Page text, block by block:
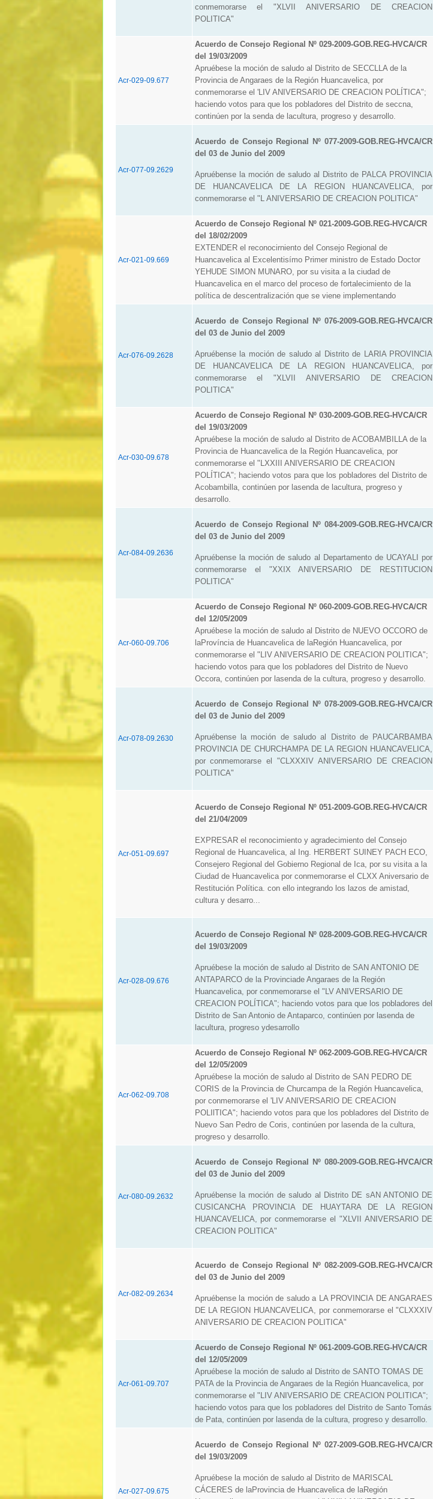
conmemorarse el "XLVII ANIVERSARIO DE CREACION
POLITICA"
Acr-029-09.677
Acuerdo de Consejo Regional Nº 029-2009-GOB.REG-HVCA/CR
del 19/03/2009
Apruébese la moción de saludo al Distrito de SECCLLA de la
Provincia de Angaraes de la Región Huancavelica, por
conmemorarse el 'LIV ANIVERSARIO DE CREACION POLÍTICA";
haciendo votos para que los pobladores del Distrito de seccna,
continúen por la senda de lacultura, progreso y desarrollo.
Acr-077-09.2629
Acuerdo de Consejo Regional Nº 077-2009-GOB.REG-HVCA/CR
del 03 de Junio del 2009
Apruébense la moción de saludo al Distrito de PALCA PROVINCIA
DE HUANCAVELICA DE LA REGION HUANCAVELICA, por
conmemorarse el "L ANIVERSARIO DE CREACION POLITICA"
Acr-021-09.669
Acuerdo de Consejo Regional Nº 021-2009-GOB.REG-HVCA/CR
del 18/02/2009
EXTENDER el reconocirniento del Consejo Regional de
Huancavelica al Excelentisímo Primer ministro de Estado Doctor
YEHUDE SIMON MUNARO, por su visita a la ciudad de
Huancavelica en el marco del proceso de fortalecimiento de la
política de descentralización que se viene implementando
Acr-076-09.2628
Acuerdo de Consejo Regional Nº 076-2009-GOB.REG-HVCA/CR
del 03 de Junio del 2009
Apruébense la moción de saludo al Distrito de LARIA PROVINCIA
DE HUANCAVELICA DE LA REGION HUANCAVELICA, por
conmemorarse el "XLVII ANIVERSARIO DE CREACION
POLITICA"
Acr-030-09.678
Acuerdo de Consejo Regional Nº 030-2009-GOB.REG-HVCA/CR
del 19/03/2009
Apruébese la moción de saludo al Distrito de ACOBAMBILLA de la
Provincia de Huancavelica de la Región Huancavelica, por
conmemorarse el "LXXIII ANIVERSARIO DE CREACION
POLÍTICA"; haciendo votos para que los pobladores del Distrito de
Acobambilla, continúen por lasenda de lacultura, progreso y
desarrollo.
Acr-084-09.2636
Acuerdo de Consejo Regional Nº 084-2009-GOB.REG-HVCA/CR
del 03 de Junio del 2009
Apruébense la moción de saludo al Departamento de UCAYALI por
conmemorarse el "XXIX ANIVERSARIO DE RESTITUCION
POLITICA"
Acr-060-09.706
Acuerdo de Consejo Regional Nº 060-2009-GOB.REG-HVCA/CR
del 12/05/2009
Apruébese la moción de saludo al Distrito de NUEVO OCCORO de
laProvíncia de Huancavelica de laRegión Huancavelica, por
conmemorarse el "LIV ANIVERSARIO DE CREACION POLITICA";
haciendo votos para que los pobladores del Distrito de Nuevo
Occora, continúen por lasenda de la cultura, progreso y desarrollo.
Acr-078-09.2630
Acuerdo de Consejo Regional Nº 078-2009-GOB.REG-HVCA/CR
del 03 de Junio del 2009
Apruébense la moción de saludo al Distrito de PAUCARBAMBA
PROVINCIA DE CHURCHAMPA DE LA REGION HUANCAVELICA,
por conmemorarse el "CLXXXIV ANIVERSARIO DE CREACION
POLITICA"
Acr-051-09.697
Acuerdo de Consejo Regional Nº 051-2009-GOB.REG-HVCA/CR
del 21/04/2009
EXPRESAR el reconocimiento y agradecimiento del Consejo
Regional de Huancavelica, al Ing. HERBERT SUINEY PACH ECO,
Consejero Regional del Gobierno Regional de Ica, por su visita a la
Ciudad de Huancavelica por conmemorarse el CLXX Aniversario de
Restitución Política. con ello integrando los lazos de amistad,
cultura y desarro...
Acr-028-09.676
Acuerdo de Consejo Regional Nº 028-2009-GOB.REG-HVCA/CR
del 19/03/2009
Apruébese la moción de saludo al Distrito de SAN ANTONIO DE
ANTAPARCO de la Provinciade Angaraes de la Región
Huancavelica, por conmemorarse el "LV ANIVERSARIO DE
CREACION POLÍTICA"; haciendo votos para que los pobladores del
Distrito de San Antonio de Antaparco, continúen por lasenda de
lacultura, progreso ydesarrollo
Acr-062-09.708
Acuerdo de Consejo Regional Nº 062-2009-GOB.REG-HVCA/CR
del 12/05/2009
Apruébese la moción de saludo al Distrito de SAN PEDRO DE
CORIS de la Provincia de Churcampa de la Región Huancavelica,
por conmemorarse el 'LIV ANIVERSARIO DE CREACION
POLIlTICA"; haciendo votos para que los pobladores del Distrito de
Nuevo San Pedro de Coris, continúen por lasenda de la cultura,
progreso y desarrollo.
Acr-080-09.2632
Acuerdo de Consejo Regional Nº 080-2009-GOB.REG-HVCA/CR
del 03 de Junio del 2009
Apruébense la moción de saludo al Distrito DE sAN ANTONIO DE
CUSICANCHA PROVINCIA DE HUAYTARA DE LA REGION
HUANCAVELICA, por conmemorarse el "XLVII ANIVERSARIO DE
CREACION POLITICA"
Acr-082-09.2634
Acuerdo de Consejo Regional Nº 082-2009-GOB.REG-HVCA/CR
del 03 de Junio del 2009
Apruébense la moción de saludo a LA PROVINCIA DE ANGARAES
DE LA REGION HUANCAVELICA, por conmemorarse el "CLXXXIV
ANIVERSARIO DE CREACION POLITICA"
Acr-061-09.707
Acuerdo de Consejo Regional Nº 061-2009-GOB.REG-HVCA/CR
del 12/05/2009
Apruébese la moción de saludo al Distrito de SANTO TOMAS DE
PATA de la Provincia de Angaraes de la Región Huancavelica, por
conmemorarse el "LIV ANIVERSARIO DE CREACION POLITICA";
haciendo votos para que los pobladores del Distrito de Santo Tomás
de Pata, continúen por lasenda de la cultura, progreso y desarrollo.
Acr-027-09.675
Acuerdo de Consejo Regional Nº 027-2009-GOB.REG-HVCA/CR
del 19/03/2009
Apruébese la moción de saludo al Distrito de MARISCAL
CÁCERES de laProvincia de Huancavelica de laRegión